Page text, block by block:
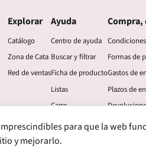
Explorar
Catálogo
Zona de Cata
Red de ventas
Ayuda
Centro de ayuda
Buscar y filtrar
Ficha de producto
Listas
Carro
Mi cuenta
Compra,
Formas de
Gastos de
Plazos de
Garantía
para que la web
y mejorarlo.